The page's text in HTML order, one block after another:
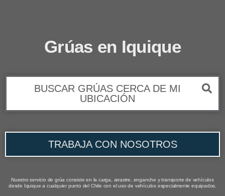
Grúas en Iquique
BUSCAR GRÚAS CERCA DE MI
UBICACIÓN
TRABAJA CON NOSOTROS
Nuestro servicio de grúa consiste en la carga, arrastre, enganche y transporte de vehículos
desde Iquique a cualquier punto del Chile con el uso de vehículos especialmente equipados.